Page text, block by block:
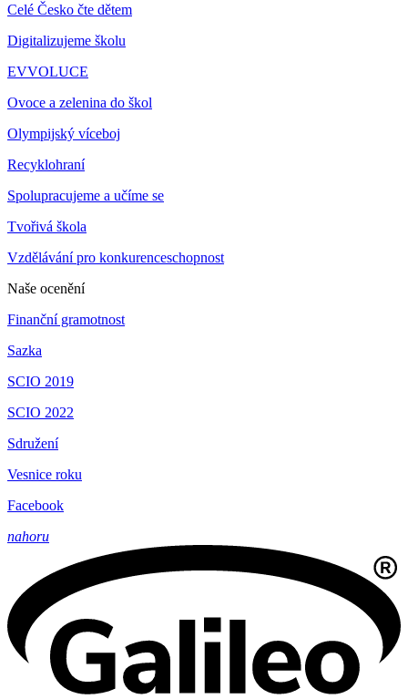
Celé Česko čte dětem
Digitalizujeme školu
EVVOLUCE
Ovoce a zelenina do škol
Olympijský víceboj
Recyklohraní
Spolupracujeme a učíme se
Tvořivá škola
Vzdělávání pro konkurenceschopnost
Naše ocenění
Finanční gramotnost
Sazka
SCIO 2019
SCIO 2022
Sdružení
Vesnice roku
Facebook
nahoru